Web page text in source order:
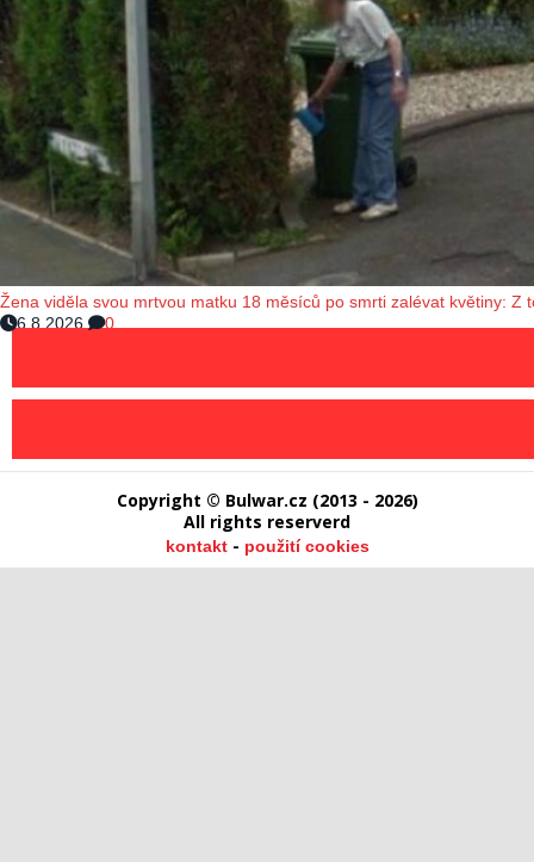
Žena viděla svou mrtvou matku 18 měsíců po smrti zalévat květiny: Z
6.8.2026
0
Copyright © Bulwar.cz (2013 - 2026)
All rights reserverd
kontakt- použití cookies